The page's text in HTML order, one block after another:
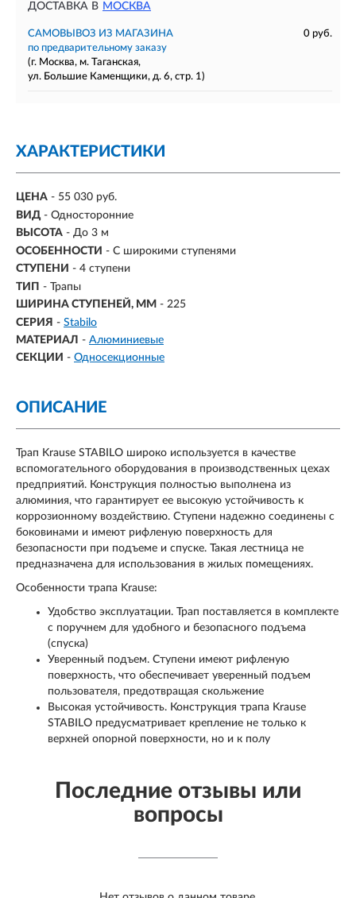
ДОСТАВКА В МОСКВА
САМОВЫВОЗ ИЗ МАГАЗИНА
0 руб.
по предварительному заказу
(г. Москва, м. Таганская,
ул. Большие Каменщики, д. 6, стр. 1)
ХАРАКТЕРИСТИКИ
ЦЕНА - 55 030 руб.
ВИД - Односторонние
ВЫСОТА - До 3 м
ОСОБЕННОСТИ - С широкими ступенями
СТУПЕНИ - 4 ступени
ТИП - Трапы
ШИРИНА СТУПЕНЕЙ, ММ - 225
СЕРИЯ - Stabilo
МАТЕРИАЛ - Алюминиевые
СЕКЦИИ - Односекционные
ОПИСАНИЕ
Трап Krause STABILO широко используется в качестве
вспомогательного оборудования в производственных цехах
предприятий. Конструкция полностью выполнена из
алюминия, что гарантирует ее высокую устойчивость к
коррозионному воздействию. Ступени надежно соединены с
боковинами и имеют рифленую поверхность для
безопасности при подъеме и спуске. Такая лестница не
предназначена для использования в жилых помещениях.
Особенности трапа Krause:
Удобство эксплуатации. Трап поставляется в комплекте
с поручнем для удобного и безопасного подъема
(спуска)
Уверенный подъем. Ступени имеют рифленую
поверхность, что обеспечивает уверенный подъем
пользователя, предотвращая скольжение
Высокая устойчивость. Конструкция трапа Krause
STABILO предусматривает крепление не только к
верхней опорной поверхности, но и к полу
Последние отзывы или
вопросы